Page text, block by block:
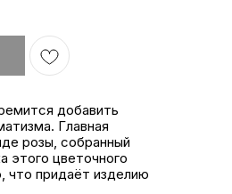
добавить
Главная
розы, собранный
этого цветочного
что придаёт изделию